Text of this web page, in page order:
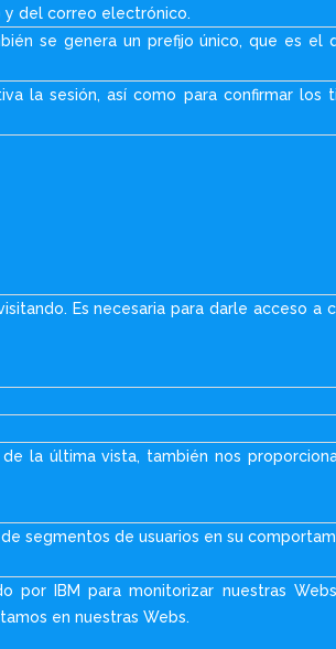
y del correo electrónico.
se genera un prefijo único, que es el
la sesión, así como para confirmar los
Es necesaria para darle acceso a
la última vista, también nos
segmentos de usuarios en su
IBM para monitorizar nuestras
en nuestras Webs.